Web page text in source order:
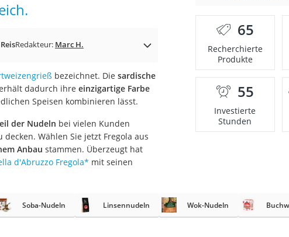
Kapseln
bio
Redakteur: Marc H.
bezeichnet. Die sardische
dadurch ihre einzigartige Farbe
Speisen kombinieren lässt.
der Nudeln bei vielen Kunden
Wählen Sie jetzt Fregola aus
Anbau stammen. Überzeugt hat
d'Abruzzo Fregola* mit seinen
65
Recherchierte
Produkte
55
Investierte
Stunden
Soba-Nudeln Linsennudeln Wok-Nudeln